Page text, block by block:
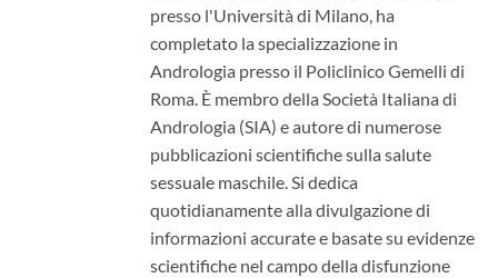
presso l'Università di Milano, ha
completato la specializzazione in
Andrologia presso il Policlinico Gemelli di
Roma. È membro della Società Italiana di
Andrologia (SIA) e autore di numerose
pubblicazioni scientifiche sulla salute
sessuale maschile. Si dedica
quotidianamente alla divulgazione di
informazioni accurate e basate su evidenze
scientifiche nel campo della disfunzione